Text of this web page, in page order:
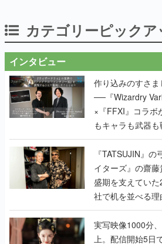
作り込みのすさ
──『Wizardry
もキャラも武器も
で作り込まれた理
く
『TATSUJIN』の
イターズ』の齋
盛期を支えてい
社で机を並べる
『TATSUJIN
んだレジェンド2
実写映像1000分
上。配信開始5日
発の実写インタ
『盛世天下：女帝
うこだわりをプ